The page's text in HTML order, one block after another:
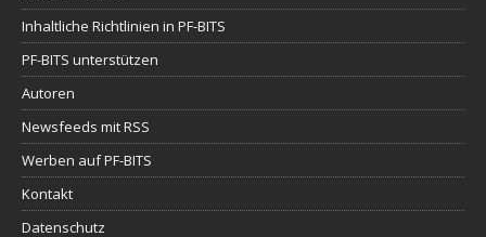
Inhaltliche Richtlinien in PF-BITS
PF-BITS unterstützen
Autoren
Newsfeeds mit RSS
Werben auf PF-BITS
Kontakt
Datenschutz